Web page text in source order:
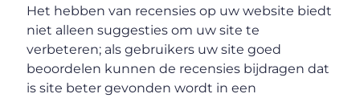
Het hebben van recensies op uw website biedt
niet alleen suggesties om uw site te
verbeteren; als gebruikers uw site goed
beoordelen kunnen de recensies bijdragen dat
is site beter gevonden wordt in een